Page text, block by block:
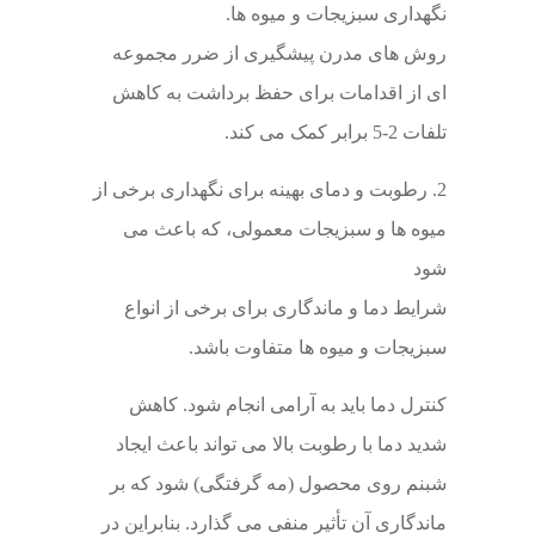
نگهداری سبزیجات و میوه ها.
روش های مدرن پیشگیری از ضرر مجموعه
ای از اقدامات برای حفظ برداشت به کاهش
تلفات 2-5 برابر کمک می کند.
2. رطوبت و دمای بهینه برای نگهداری برخی از
میوه ها و سبزیجات معمولی، که باعث می
شود
شرایط دما و ماندگاری برای برخی از انواع
سبزیجات و میوه ها متفاوت باشد.
کنترل دما باید به آرامی انجام شود. کاهش
شدید دما با رطوبت بالا می تواند باعث ایجاد
شبنم روی محصول (مه گرفتگی) شود که بر
ماندگاری آن تأثیر منفی می گذارد. بنابراین در